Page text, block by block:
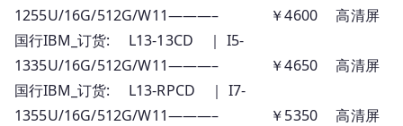
1255U/16G/512G/W11———– ￥4600 高清屏
国行IBM_订货: L13-13CD ｜ I5-
1335U/16G/512G/W11———– ￥4650 高清屏
国行IBM_订货: L13-RPCD ｜ I7-
1355U/16G/512G/W11———– ￥5350 高清屏